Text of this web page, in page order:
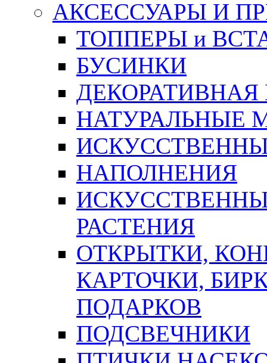
АКСЕССУАРЫ И
ТОППЕРЫ и
БУСИНКИ
ДЕКОРАТИВНАЯ
НАТУРАЛЬНЫЕ
НАПОЛНЕНИЯ
РАСТЕНИЯ
ОТКРЫТКИ,
КАРТОЧКИ,
ПОДАРКОВ
ПОДСВЕЧНИКИ